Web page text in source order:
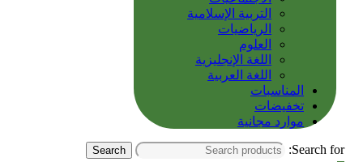
التربية الإسلامية
الرياضيات
العلوم
اللغة الإنجليزية
اللغة العربية
المناسبات
تخفيضات
موارد مجانية
Search for:
Search